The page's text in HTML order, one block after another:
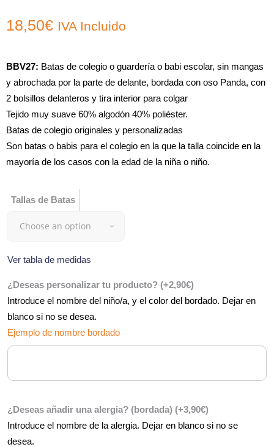
18,50€ IVA Incluido
BBV27: Batas de colegio o guardería o babi escolar, sin mangas
y abrochada por la parte de delante, bordada con oso Panda, con
2 bolsillos delanteros y tira interior para colgar
Tejido muy suave 60% algodón 40% poliéster.
Batas de colegio originales y personalizadas
Son batas o babis para el colegio en la que la talla coincide en la
mayoría de los casos con la edad de la niña o niño.
Tallas de Batas
Choose an option
Ver tabla de medidas
¿Deseas personalizar tu producto? (+2,90€)
Introduce el nombre del niño/a, y el color del bordado. Dejar en
blanco si no se desea.
Ejemplo de nombre bordado
¿Deseas añadir una alergia? (bordada) (+3,90€)
Introduce el nombre de la alergia. Dejar en blanco si no se
desea.